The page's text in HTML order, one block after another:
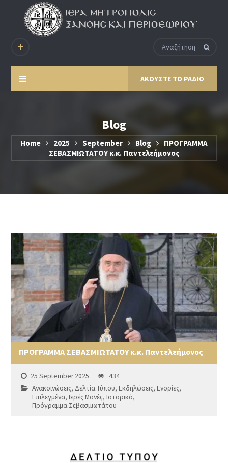
ΑΚΟΥΣΤΕ ΤΟ ΡΑΔΙΟ
Blog
Home 2025 September Blog
ΠΡΟΓΡΑΜΜΑ
ΣΕΒΑΣΜΙΩΤΑΤΟΥ κ.κ. Παντελεήμονος
ΠΡΟΓΡΑΜΜΑ ΣΕΒΑΣΜΙΩΤΑΤΟΥ κ.κ. Παντελεήμονος
25 September 2025
434
Ανακοινώσεις, Δελτία Τύπου,Εκδηλώσεις,Ενορίες,
Επιλεγμένα,Ιερές Μονές,Ιστορικό,
Πρόγραμμα Σεβασμιωτάτου